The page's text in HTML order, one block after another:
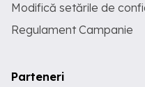
Modifică setările de
Regulament Campanie
Parteneri